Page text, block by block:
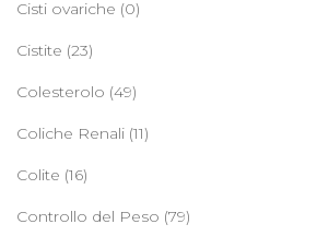
Cisti ovariche (0)
Cistite (23)
Colesterolo (49)
Coliche Renali (11)
Colite (16)
Controllo del Peso (79)